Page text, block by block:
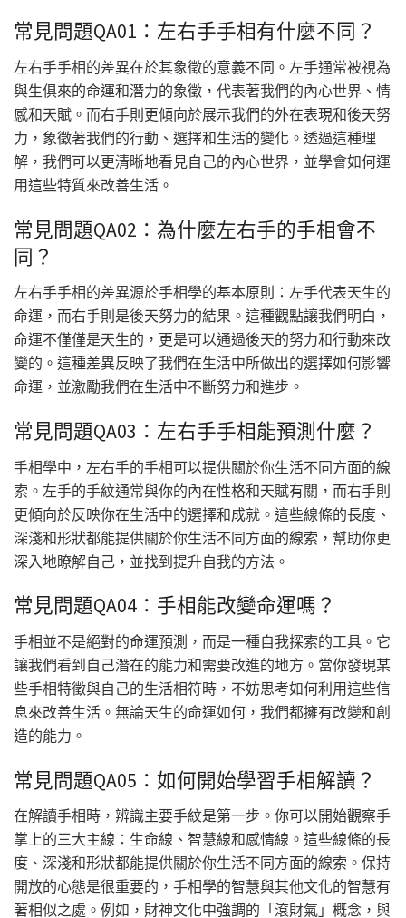
常見問題QA01：左右手手相有什麼不同？
左右手手相的差異在於其象徵的意義不同。左手通常被視為
與生俱來的命運和潛力的象徵，代表著我們的內心世界、情
感和天賦。而右手則更傾向於展示我們的外在表現和後天努
力，象徵著我們的行動、選擇和生活的變化。透過這種理
解，我們可以更清晰地看見自己的內心世界，並學會如何運
用這些特質來改善生活。
常見問題QA02：為什麼左右手的手相會不
同？
左右手手相的差異源於手相學的基本原則：左手代表天生的
命運，而右手則是後天努力的結果。這種觀點讓我們明白，
命運不僅僅是天生的，更是可以通過後天的努力和行動來改
變的。這種差異反映了我們在生活中所做出的選擇如何影響
命運，並激勵我們在生活中不斷努力和進步。
常見問題QA03：左右手手相能預測什麼？
手相學中，左右手的手相可以提供關於你生活不同方面的線
索。左手的手紋通常與你的內在性格和天賦有關，而右手則
更傾向於反映你在生活中的選擇和成就。這些線條的長度、
深淺和形狀都能提供關於你生活不同方面的線索，幫助你更
深入地瞭解自己，並找到提升自我的方法。
常見問題QA04：手相能改變命運嗎？
手相並不是絕對的命運預測，而是一種自我探索的工具。它
讓我們看到自己潛在的能力和需要改進的地方。當你發現某
些手相特徵與自己的生活相符時，不妨思考如何利用這些信
息來改善生活。無論天生的命運如何，我們都擁有改變和創
造的能力。
常見問題QA05：如何開始學習手相解讀？
在解讀手相時，辨識主要手紋是第一步。你可以開始觀察手
掌上的三大主線：生命線、智慧線和感情線。這些線條的長
度、深淺和形狀都能提供關於你生活不同方面的線索。保持
開放的心態是很重要的，手相學的智慧與其他文化的智慧有
著相似之處。例如，財神文化中強調的「滾財氣」概念，與